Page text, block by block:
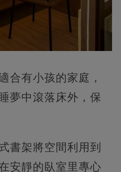
合有小孩的家庭，
夢中滾落床外，保
書架將空間利用到
安靜的臥室里專心